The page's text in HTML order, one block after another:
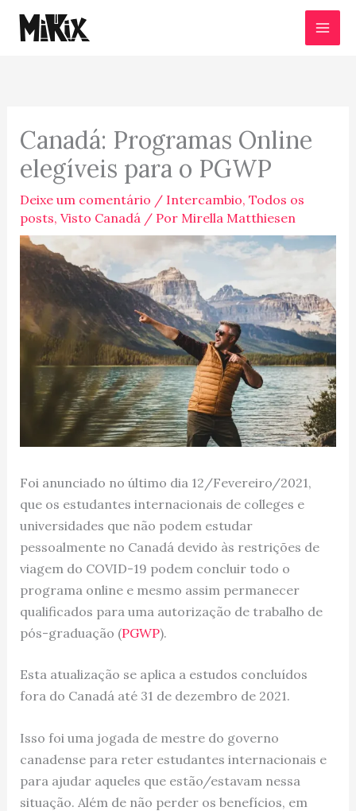
para
Canadá: Programas Online
elegíveis para o PGWP
Deixe um comentário / Intercambio, Todos os
posts, Visto Canadá/ Por Mirella Matthiesen
Foi anunciado no último dia 12/Fevereiro/2021,
que os estudantes internacionais de colleges e
universidades que não podem estudar
pessoalmente no Canadá devido às restrições de
viagem do COVID-19 podem concluir todo o
programa online e mesmo assim permanecer
qualificados para uma autorização de trabalho de
pós-graduação (PGWP).
Esta atualização se aplica a estudos concluídos
fora do Canadá até 31 de dezembro de 2021.
Isso foi uma jogada de mestre do governo
canadense para reter estudantes internacionais e
para ajudar aqueles que estão/estavam nessa
situação. Além de não perder os benefícios, em